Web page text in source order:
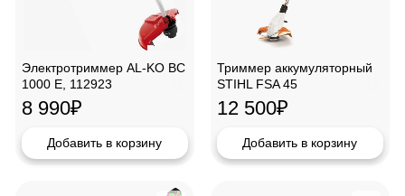
Электротриммер AL-KO BC
1000 E, 112923
8 990₽
Добавить в корзину
Триммер аккумуляторный
STIHL FSA 45
12 500₽
Добавить в корзину